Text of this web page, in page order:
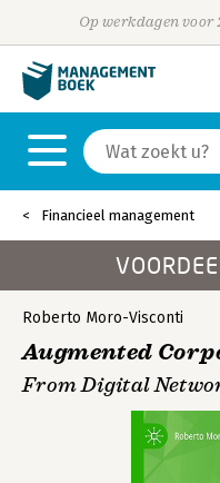
Op werkdagen voor
Financieel management
Roberto Moro-Visconti
Augmented
From Digital